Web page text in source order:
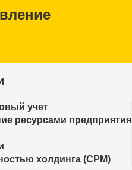
учет
ресурсами предприятия
холдинга (CPM)